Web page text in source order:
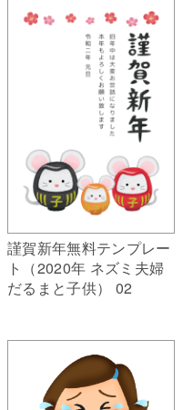
謹賀新年無料テンプレー
ト（2020年 ネズミ夫婦
だるまと子供） 02